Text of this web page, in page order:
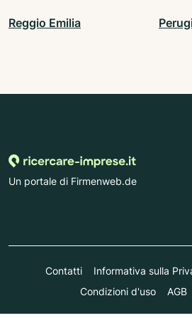
Reggio Emilia
Un portale di Firmenweb.de
Contatti Informativa sulla
Condizioni d'uso
AGB